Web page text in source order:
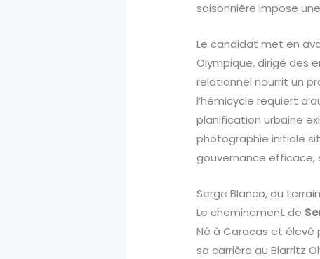
saisonnière impose
Le candidat met en
Olympique, dirigé des
relationnel nourrit un
l’hémicycle requiert
planification urbaine
photographie initiale
gouvernance efficace,
Serge Blanco, du
Le cheminement de
Né à Caracas et élevé
sa carrière au Biarritz